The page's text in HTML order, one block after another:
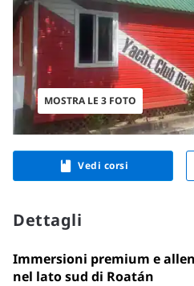
MOSTRA LE 3 FOTO
Vedi corsi
Dettagli
Immersioni premium e
nel lato sud di Roatán